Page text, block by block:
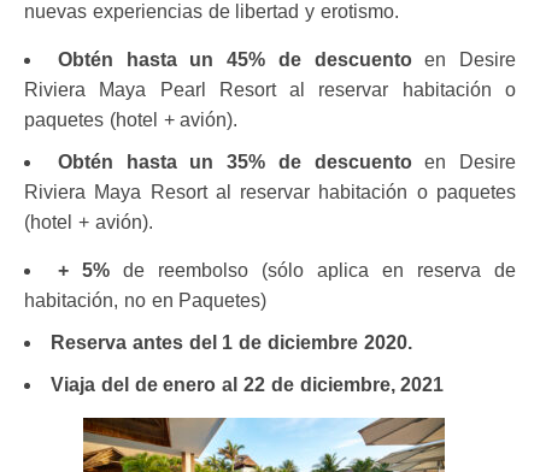
nuevas experiencias de libertad y erotismo.
Obtén hasta un 45% de descuentoen Desire
Riviera Maya Pearl Resort al reservar habitación o
paquetes (hotel + avión).
Obtén hasta un 35% de descuentoen Desire
Riviera Maya Resort al reservar habitación o paquetes
(hotel + avión).
+ 5% de reembolso (sólo aplica en reserva de
habitación, no en Paquetes)
Reserva antes del 1 de diciembre 2020.
Viaja del de enero al 22 de diciembre, 2021